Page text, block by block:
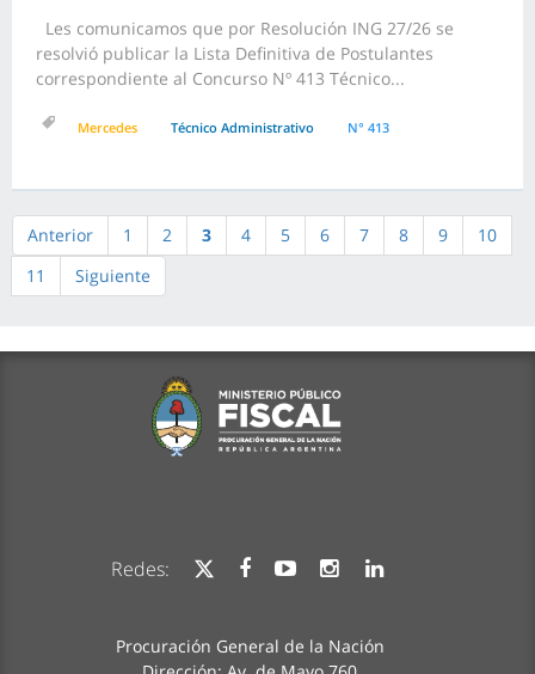
Les comunicamos que por Resolución ING 27/26 se
resolvió publicar la Lista Definitiva de Postulantes
correspondiente al Concurso Nº 413 Técnico...
Mercedes Técnico Administrativo N° 413
Anterior 1 2 3 4 5 6 7 8 9
10
11
Siguiente
Redes:
Procuración General de la Nación